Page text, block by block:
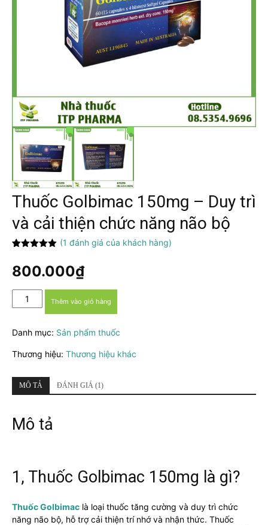
Thuốc Golbimac 150mg – Duy trì
và cải thiện chức năng não bộ
dựa trên
đánh giá
(1 đánh giá của khách hàng)
800.000₫
Thuốc
Golbimac
-
trì
cải
thiện
năng
lượng
Thêm vào giỏ hàng
Danh mục: Sản phẩm thuốc
Thương hiệu: Thương hiệu khác
MÔ TẢ ĐÁNH GIÁ (1)
Mô tả
1, Thuốc Golbimac 150mg là gì?
Thuốc Golbimac là loại thuốc tăng cường và duy trì chức
năng não bộ, hỗ trợ cải thiện trí nhớ và nhận thức. Thuốc